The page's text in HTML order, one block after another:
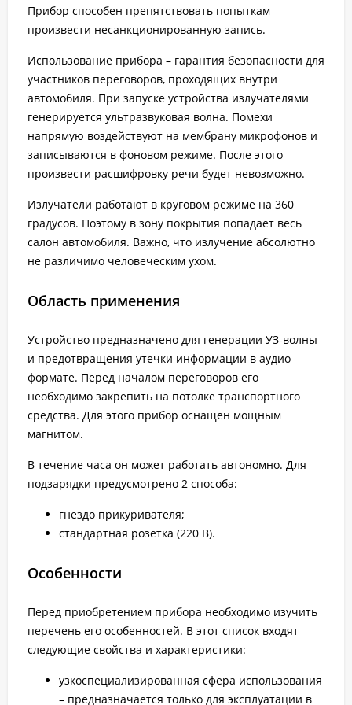
Прибор способен препятствовать попыткам
произвести несанкционированную запись.
Использование прибора – гарантия безопасности для
участников переговоров, проходящих внутри
автомобиля. При запуске устройства излучателями
генерируется ультразвуковая волна. Помехи
напрямую воздействуют на мембрану микрофонов и
записываются в фоновом режиме. После этого
произвести расшифровку речи будет невозможно.
Излучатели работают в круговом режиме на 360
градусов. Поэтому в зону покрытия попадает весь
салон автомобиля. Важно, что излучение абсолютно
не различимо человеческим ухом.
Область применения
Устройство предназначено для генерации УЗ-волны
и предотвращения утечки информации в аудио
формате. Перед началом переговоров его
необходимо закрепить на потолке транспортного
средства. Для этого прибор оснащен мощным
магнитом.
В течение часа он может работать автономно. Для
подзарядки предусмотрено 2 способа:
гнездо прикуривателя;
стандартная розетка (220 В).
Особенности
Перед приобретением прибора необходимо изучить
перечень его особенностей. В этот список входят
следующие свойства и характеристики:
узкоспециализированная сфера использования
– предназначается только для эксплуатации в